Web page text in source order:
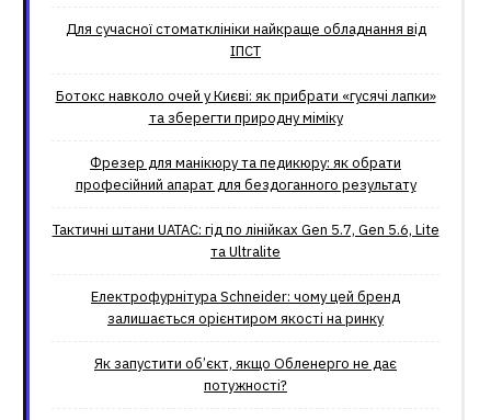
Для сучасної стоматклініки найкраще обладнання від
ІПСТ
Ботокс навколо очей у Києві: як прибрати «гусячі лапки»
та зберегти природну міміку
Фрезер для манікюру та педикюру: як обрати
професійний апарат для бездоганного результату
Тактичні штани UATAC: гід по лінійках Gen 5.7, Gen 5.6, Lite
та Ultralite
Електрофурнітура Schneider: чому цей бренд
залишається орієнтиром якості на ринку
Як запустити об’єкт, якщо Обленерго не дає
потужності?